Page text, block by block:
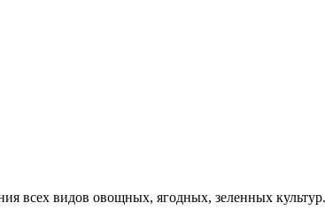
всех видов овощных, ягодных, зеленных культур.